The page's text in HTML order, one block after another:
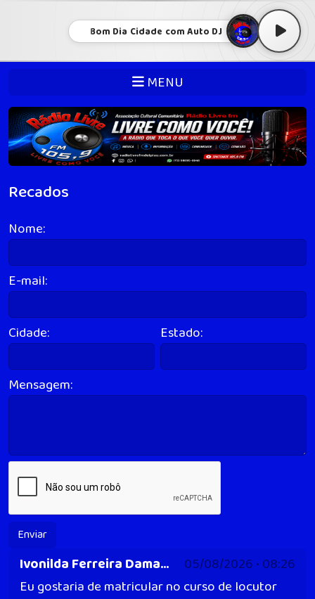
Bom Dia Cidade com Auto DJ
MENU
Recados
Nome:
E-mail:
Cidade: Estado:
Mensagem:
Enviar
Ivonilda Ferreira Damascena
05/08/2026 • 08:26
Eu gostaria de matricular no curso de locutor